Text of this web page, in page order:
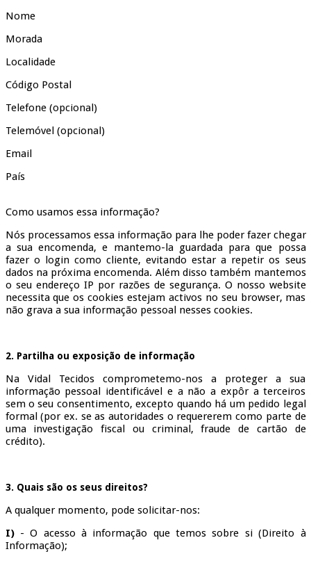
Nome
Morada
Localidade
Código Postal
Telefone (opcional)
Telemóvel (opcional)
Email
País
Como usamos essa informação?
Nós processamos essa informação para lhe poder fazer chegar
a sua encomenda, e mantemo-la guardada para que possa
fazer o login como cliente, evitando estar a repetir os seus
dados na próxima encomenda. Além disso também mantemos
o seu endereço IP por razões de segurança. O nosso website
necessita que os cookies estejam activos no seu browser, mas
não grava a sua informação pessoal nesses cookies.
2. Partilha ou exposição de informação
Na Vidal Tecidos comprometemo-nos a proteger a sua
informação pessoal identificável e a não a expôr a terceiros
sem o seu consentimento, excepto quando há um pedido legal
formal (por ex. se as autoridades o requererem como parte de
uma investigação fiscal ou criminal, fraude de cartão de
crédito).
3. Quais são os seus direitos?
A qualquer momento, pode solicitar-nos:
I)- O acesso à informação que temos sobre si (Direito à
Informação);